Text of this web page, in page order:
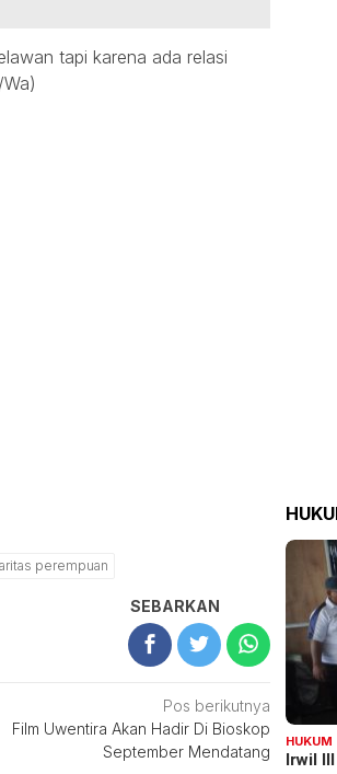
tapi karena ada relasi
perempuan
SEBARKAN
Pos berikutnya
Film Uwentira Akan Hadir Di Bioskop
September Mendatang
HUKUM
Irwil